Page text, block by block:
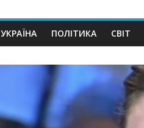
УКРАЇНА ПОЛІТИКА СВІТ